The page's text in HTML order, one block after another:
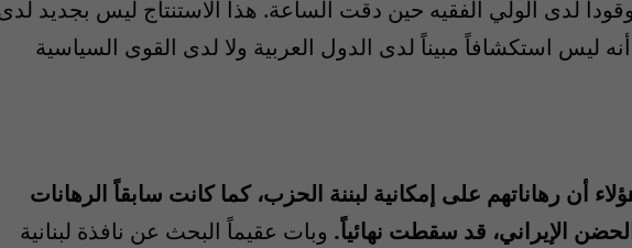
لدى الولي الفقيه حين دقت الساعة. هذا الاستنتاج ليس بجديد
ليس استكشافاً مبيناً لدى الدول العربية ولا لدى القوى السياسية
أن رهاناتهم على إمكانية لبننة الحزب، كما كانت سابقاً الرهانات
الإيراني، قد سقطت نهائياً. وبات عقيماً البحث عن نافذة لبنانية